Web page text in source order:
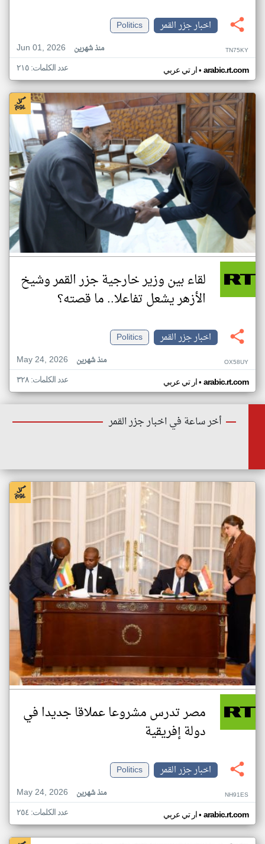
اخبار جزر القمر
Politics
Jun 01, 2026
منذ شهرين TN75KY
ار تي عربي• arabic.rt.com عدد الكلمات: ٢١٥
لقاء بين وزير خارجية جزر القمر وشيخ
الأزهر يشعل تفاعلا.. ما قصته؟
اخبار جزر القمر
Politics
May 24, 2026
منذ شهرين OX58UY
ار تي عربي• arabic.rt.com عدد الكلمات: ٣٢٨
أخر ساعة في اخبار جزر القمر
مصر تدرس مشروعا عملاقا جديدا في
دولة إفريقية
اخبار جزر القمر
Politics
May 24, 2026
منذ شهرين NH91ES
ار تي عربي• arabic.rt.com عدد الكلمات: ٢٥٤